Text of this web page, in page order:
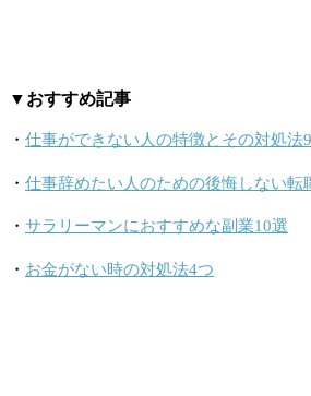
▼おすすめ記事
・ 仕事ができない人の特徴とその対処法
・ 仕事辞めたい人のための後悔しない転
・ サラリーマンにおすすめな副業10選
・ お金がない時の対処法4つ